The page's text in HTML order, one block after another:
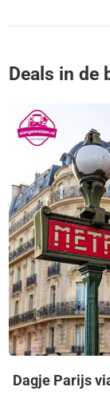
Deals in de
Dagje Parijs